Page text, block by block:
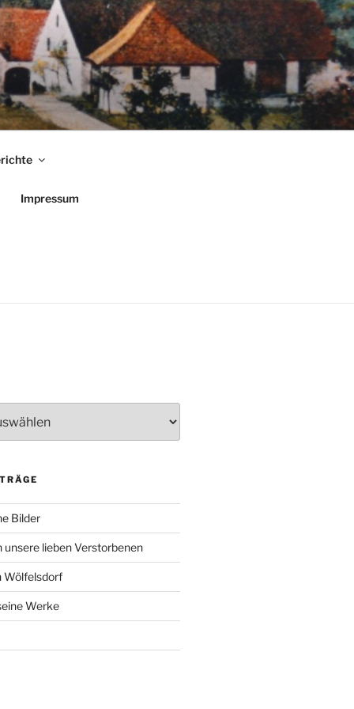
Impressum
Bilder
unsere lieben Verstorbenen
Wölfelsdorf
Werke